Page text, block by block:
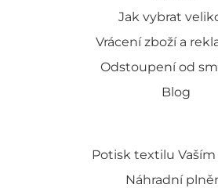
Jak vybrat
Vrácení zboží a
Odstoupení od
Blog
Potisk textilu
Náhradní